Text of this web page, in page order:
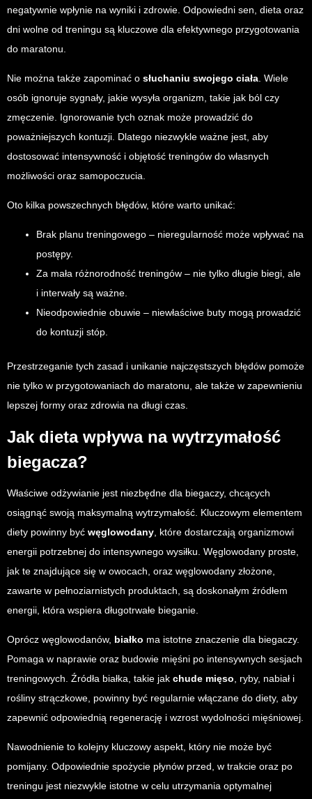
negatywnie wpłynie na wyniki i zdrowie. Odpowiedni sen, dieta oraz
dni wolne od treningu są kluczowe dla efektywnego przygotowania
do maratonu.
Nie można także zapominać o słuchaniu swojego ciała. Wiele
osób ignoruje sygnały, jakie wysyła organizm, takie jak ból czy
zmęczenie. Ignorowanie tych oznak może prowadzić do
poważniejszych kontuzji. Dlatego niezwykle ważne jest, aby
dostosować intensywność i objętość treningów do własnych
możliwości oraz samopoczucia.
Oto kilka powszechnych błędów, które warto unikać:
Brak planu treningowego – nieregularność może wpływać na
postępy.
Za mała różnorodność treningów – nie tylko długie biegi, ale
i interwały są ważne.
Nieodpowiednie obuwie – niewłaściwe buty mogą prowadzić
do kontuzji stóp.
Przestrzeganie tych zasad i unikanie najczęstszych błędów pomoże
nie tylko w przygotowaniach do maratonu, ale także w zapewnieniu
lepszej formy oraz zdrowia na długi czas.
Jak dieta wpływa na wytrzymałość
biegacza?
Właściwe odżywianie jest niezbędne dla biegaczy, chcących
osiągnąć swoją maksymalną wytrzymałość. Kluczowym elementem
diety powinny być węglowodany, które dostarczają organizmowi
energii potrzebnej do intensywnego wysiłku. Węglowodany proste,
jak te znajdujące się w owocach, oraz węglowodany złożone,
zawarte w pełnoziarnistych produktach, są doskonałym źródłem
energii, która wspiera długotrwałe bieganie.
Oprócz węglowodanów, białko ma istotne znaczenie dla biegaczy.
Pomaga w naprawie oraz budowie mięśni po intensywnych sesjach
treningowych. Źródła białka, takie jak chude mięso, ryby, nabiał i
rośliny strączkowe, powinny być regularnie włączane do diety, aby
zapewnić odpowiednią regenerację i wzrost wydolności mięśniowej.
Nawodnienie to kolejny kluczowy aspekt, który nie może być
pomijany. Odpowiednie spożycie płynów przed, w trakcie oraz po
treningu jest niezwykle istotne w celu utrzymania optymalnej